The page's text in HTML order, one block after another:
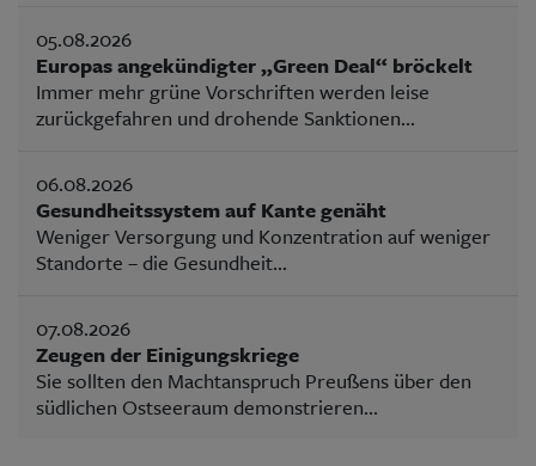
05.08.2026
Europas angekündigter „Green Deal“ bröckelt
Immer mehr grüne Vorschriften werden leise
zurückgefahren und drohende Sanktionen...
06.08.2026
Gesundheitssystem auf Kante genäht
Weniger Versorgung und Konzentration auf weniger
Standorte – die Gesundheit...
07.08.2026
Zeugen der Einigungskriege
Sie sollten den Machtanspruch Preußens über den
südlichen Ostseeraum demonstrieren...